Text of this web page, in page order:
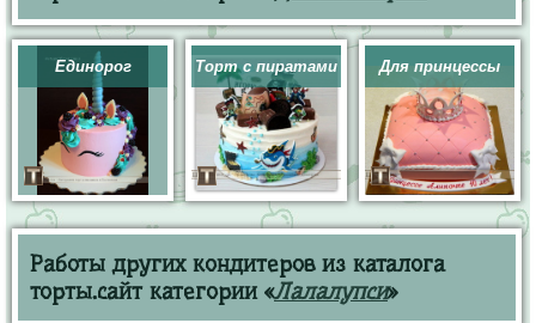
Единорог Торт с пиратами Для принцессы
Работы других кондитеров из каталога
торты.сайт категории «Лалалупси»